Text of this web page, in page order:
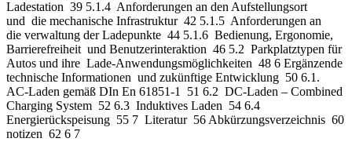
Ladestation 39 5.1.4 Anforderungen an den Aufstellungsort
und die mechanische Infrastruktur 42 5.1.5 Anforderungen an
die verwaltung der Ladepunkte 44 5.1.6 Bedienung, Ergonomie,
Barrierefreiheit und Benutzerinteraktion 46 5.2 Parkplatztypen für
Autos und ihre Lade-Anwendungsmöglichkeiten 48 6 Ergänzende
technische Informationen und zukünftige Entwicklung 50 6.1.
AC-Laden gemäß DIn En 61851-1 51 6.2 DC-Laden – Combined
Charging System 52 6.3 Induktives Laden 54 6.4
Energierückspeisung 55 7 Literatur 56 Abkürzungsverzeichnis 60
notizen 62 6 7